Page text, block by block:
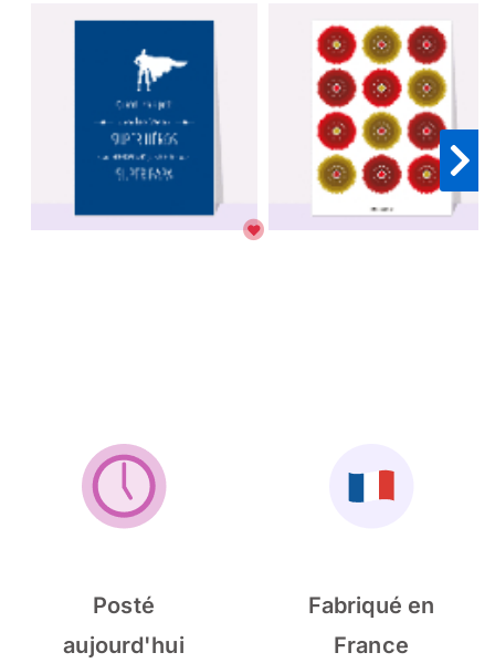
Posté
aujourd'hui
Fabriqué en
France